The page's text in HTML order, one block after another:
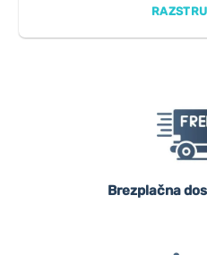
Brezplačna